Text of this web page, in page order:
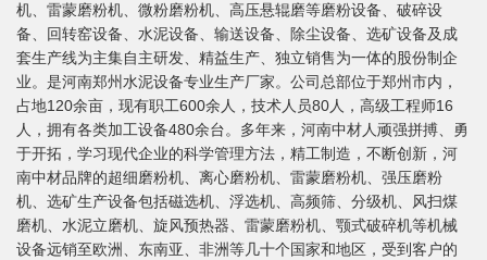
机、雷蒙磨粉机、微粉磨粉机、高压悬辊磨等磨粉设备、破碎设
备、回转窑设备、水泥设备、输送设备、除尘设备、选矿设备及成
套生产线为主集自主研发、精益生产、独立销售为一体的股份制企
业。是河南郑州水泥设备专业生产厂家。公司总部位于郑州市内，
占地120余亩，现有职工600余人，技术人员80人，高级工程师16
人，拥有各类加工设备480余台。多年来，河南中材人顽强拼搏、勇
于开拓，学习现代企业的科学管理方法，精工制造，不断创新，河
南中材品牌的超细磨粉机、离心磨粉机、雷蒙磨粉机、强压磨粉
机、选矿生产设备包括磁选机、浮选机、高频筛、分级机、风扫煤
磨机、水泥立磨机、旋风预热器、雷蒙磨粉机、颚式破碎机等机械
设备远销至欧洲、东南亚、非洲等几十个国家和地区，受到客户的